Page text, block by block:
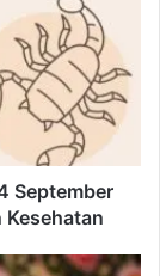
September
Kesehatan